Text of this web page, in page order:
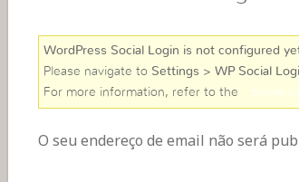
WordPress Social Login is not configured
Please navigate to Settings > WP Social
For more information, refer to the
online
O seu endereço de email não será